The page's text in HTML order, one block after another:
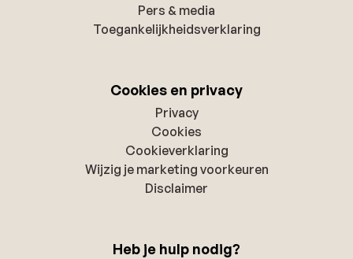
Pers & media
Toegankelijkheidsverklaring
Cookies en privacy
Privacy
Cookies
Cookieverklaring
Wijzig je marketing voorkeuren
Disclaimer
Heb je hulp nodig?